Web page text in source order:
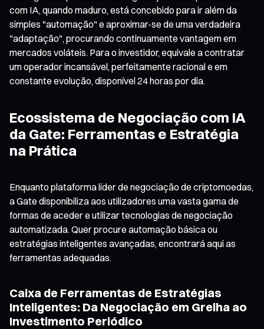
com IA, quando maduro, está concebido para ir além da
simples "automação" e aproximar-se de uma verdadeira
"adaptação", procurando continuamente vantagem em
mercados voláteis. Para o investidor, equivale a contratar
um operador incansável, perfeitamente racional e em
constante evolução, disponível 24 horas por dia.
Ecossistema de Negociação com IA
da Gate: Ferramentas e Estratégia
na Prática
Enquanto plataforma líder de negociação de criptomoedas,
a Gate disponibiliza aos utilizadores uma vasta gama de
formas de aceder e utilizar tecnologias de negociação
automatizada. Quer procure automação básica ou
estratégias inteligentes avançadas, encontrará aqui as
ferramentas adequadas.
Caixa de Ferramentas de Estratégias
Inteligentes: Da Negociação em Grelha ao
Investimento Periódico